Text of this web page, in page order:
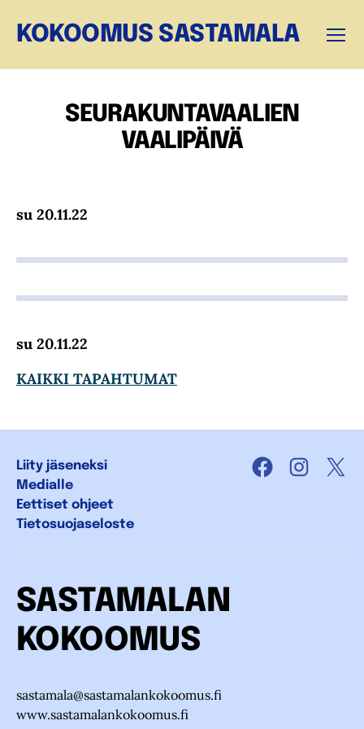
KOKOOMUS SASTAMALA
SEURAKUNTAVAALIEN
VAALIPÄIVÄ
su 20.11.22
su 20.11.22
KAIKKI TAPAHTUMAT
Liity jäseneksi
Medialle
Eettiset ohjeet
Tietosuojaseloste
Facebook X
SASTAMALAN
KOKOOMUS
sastamala@sastamalankokoomus.fi
www.sastamalankokoomus.fi